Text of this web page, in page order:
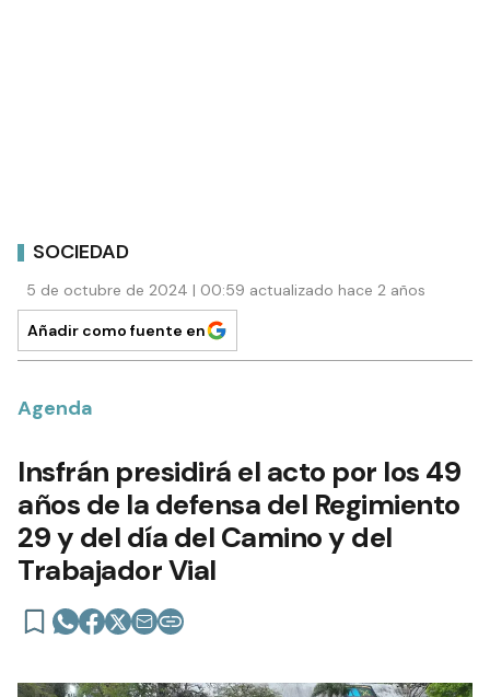
SOCIEDAD
5 de octubre de 2024 | 00:59 actualizado hace 2 años
Añadir como fuente en
Agenda
Insfrán presidirá el acto por los 49
años de la defensa del Regimiento
29 y del día del Camino y del
Trabajador Vial